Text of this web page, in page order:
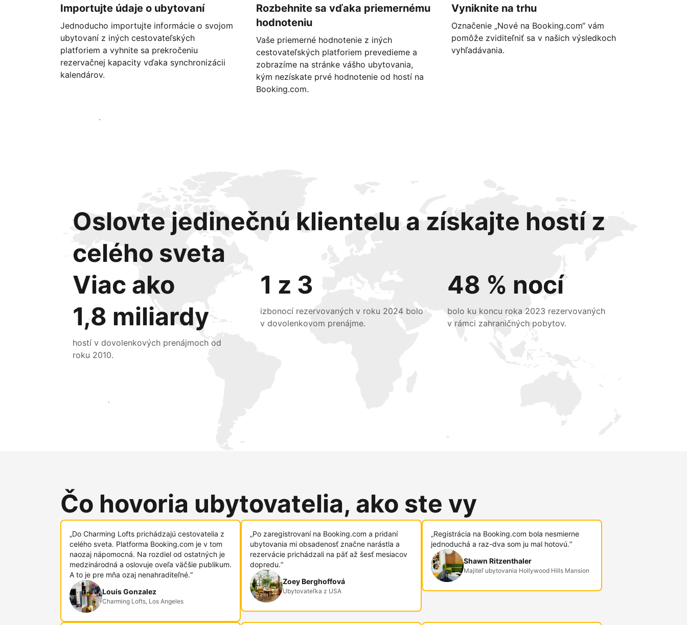
Importujte údaje o ubytovaní
Jednoducho importujte informácie o svojom
ubytovaní z iných cestovateľských
platforiem a vyhnite sa prekročeniu
rezervačnej kapacity vďaka synchronizácii
kalendárov.
Rozbehnite sa vďaka priemernému
hodnoteniu
Vaše priemerné hodnotenie z iných
cestovateľských platforiem prevedieme a
zobrazíme na stránke vášho ubytovania,
kým nezískate prvé hodnotenie od hostí na
Booking.com.
Vyniknite na trhu
Označenie „Nové na Booking.com“ vám
pomôže zviditeľniť sa v našich výsledkoch
vyhľadávania.
Začať ešte dnes
Oslovte jedinečnú klientelu a získajte hostí z
celého sveta
Viac ako
1,8 miliardy
hostí v dovolenkových prenájmoch od
roku 2010.
1 z 3
izbonocí rezervovaných v roku 2024 bolo
v dovolenkovom prenájme.
48 % nocí
bolo ku koncu roka 2023 rezervovaných
v rámci zahraničných pobytov.
Osloviť nových hostí
Čo hovoria ubytovatelia, ako ste vy
„Do Charming Lofts prichádzajú cestovatelia z
celého sveta. Platforma Booking.com je v tom
naozaj nápomocná. Na rozdiel od ostatných je
medzinárodná a oslovuje oveľa väčšie publikum.
A to je pre mňa ozaj nenahraditeľné.“
Louis Gonzalez
Charming Lofts, Los Angeles
„Po zaregistrovaní na Booking.com a pridaní
ubytovania mi obsadenosť značne narástla a
rezervácie prichádzali na päť až šesť mesiacov
dopredu.“
Zoey Berghoffová
Ubytovateľka z USA
„Registrácia na Booking.com bola nesmierne
jednoduchá a raz-dva som ju mal hotovú.“
Shawn Ritzenthaler
Majiteľ ubytovania Hollywood Hills Mansion